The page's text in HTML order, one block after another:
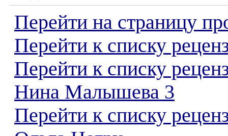
Перейти на страницу
Перейти к списку
Перейти к списку
Нина Малышева 3
Перейти к списку